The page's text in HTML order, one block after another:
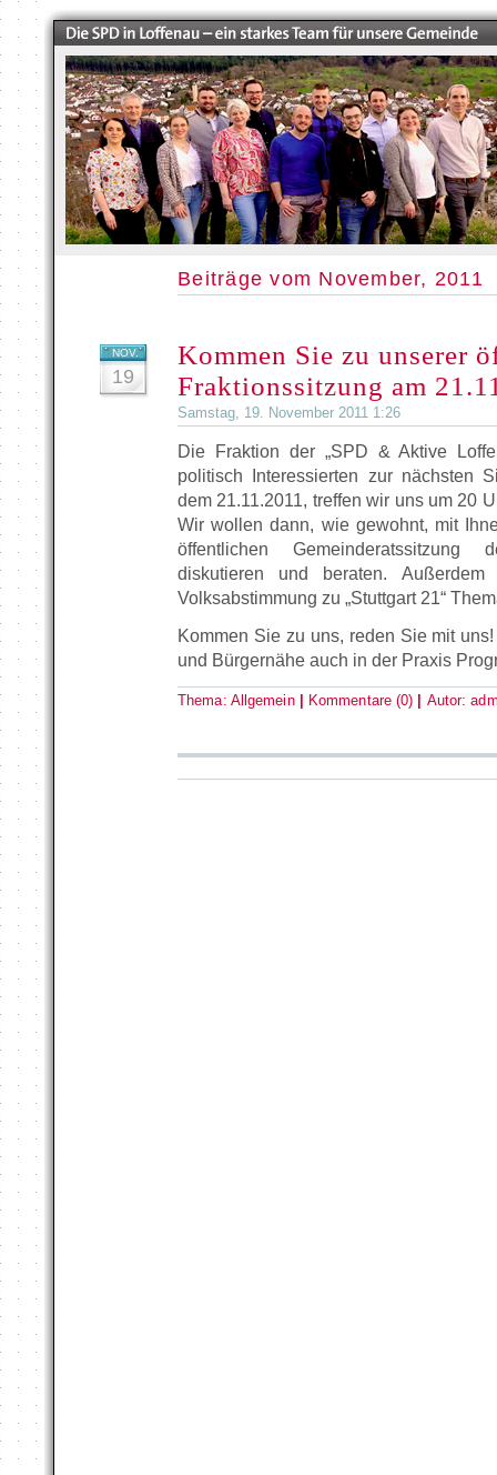
Beiträge vom November, 2011
NOV.
19
Kommen Sie zu unserer
Fraktionssitzung am
Samstag, 19. November 2011 1:26
Die Fraktion der „SPD & Aktive
politisch Interessierten zur nächsten
dem 21.11.2011, treffen wir uns um 20
Wir wollen dann, wie gewohnt, mit
öffentlichen Gemeinderatssitzung
diskutieren und beraten.
Volksabstimmung zu „Stuttgart 21“
Kommen Sie zu uns, reden Sie mit
und Bürgernähe auch in der Praxis
Thema: Allgemein Kommentare (0) Autor: